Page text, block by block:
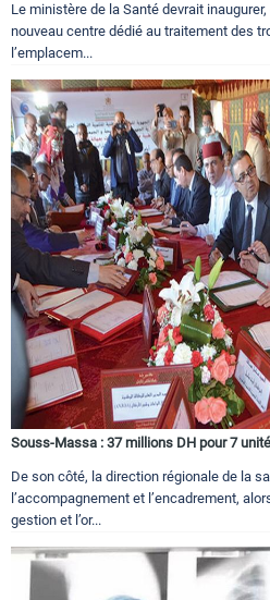
Le ministère de la Santé devrait
nouveau centre dédié au traitement des
l’emplacem...
Souss-Massa : 37 millions DH pour 7
De son côté, la direction régionale de la
l’accompagnement et l’encadrement,
gestion et l’or...